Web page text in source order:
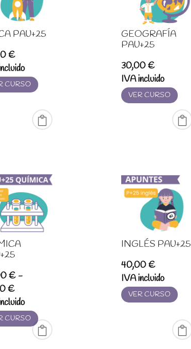
PAU+25
€
CURSO
GEOGRAFÍA
PAU+25
30,00€
IVA incluido
VER CURSO
€ -
€Rango
de
precios:
desde
20,00 €
CURSO
INGLÉS PAU+25
40,00€
IVA incluido
VER CURSO